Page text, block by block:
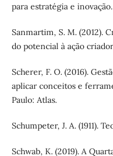
para estratégia e
Sanmartim, S. M. (2012).
do potencial à ação
Scherer, F. O. (2016).
aplicar conceitos e
Paulo: Atlas.
Schumpeter, J. A. (1911).
Schwab, K. (2019). A